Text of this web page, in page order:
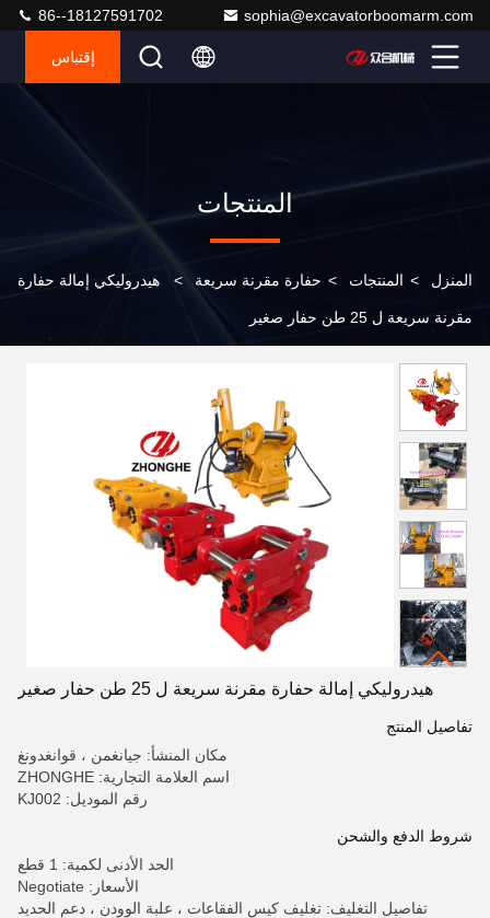
sophia@excavatorboomarm.com
86--18127591702
إقتباس
المنتجات
المنزل > المنتجات > حفارة مقرنة سريعة > هيدروليكي إمالة حفارة
مقرنة سريعة ل 25 طن حفار صغير
هيدروليكي إمالة حفارة مقرنة سريعة ل 25 طن حفار صغير
تفاصيل المنتج
مكان المنشأ: جيانغمن ، قوانغدونغ
اسم العلامة التجارية: ZHONGHE
رقم الموديل: KJ002
شروط الدفع والشحن
الحد الأدنى لكمية: 1 قطع
الأسعار: Negotiate
تفاصيل التغليف: تغليف كيس الفقاعات ، علبة الوودن ، دعم الحديد